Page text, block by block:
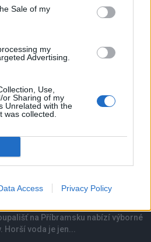
Sale of my
my
Advertising.
Use,
or Sharing of my
Unrelated with the
was collected.
Access Privacy Policy
na Příbramsku nabízí výborné
Horší voda je jen...